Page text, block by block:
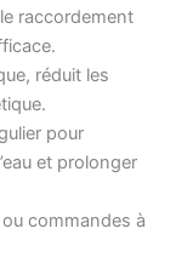
raccordement
réduit les
pour
et prolonger
commandes à